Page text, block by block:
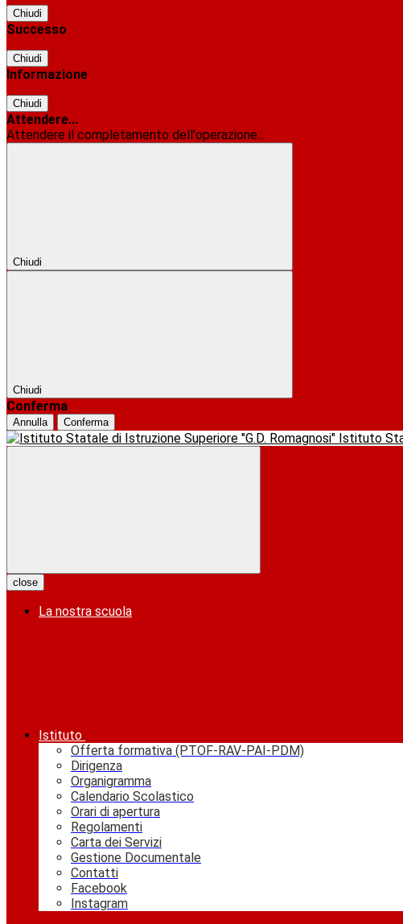
Chiudi
Successo
Chiudi
Informazione
Chiudi
Attendere...
Attendere il completamento dell'operazione...
Chiudi
Chiudi
Conferma
Annulla Conferma
Istituto
close
La nostra scuola
Istituto
Offerta formativa (PTOF-RAV-PAI-PDM)
Dirigenza
Organigramma
Calendario Scolastico
Orari di apertura
Regolamenti
Carta dei Servizi
Gestione Documentale
Contatti
Facebook
Instagram